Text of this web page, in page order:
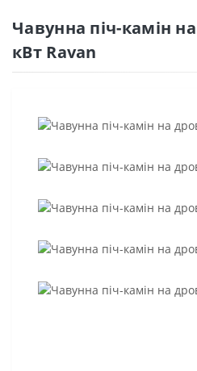
Чавунна піч-камін
кВт Ravan